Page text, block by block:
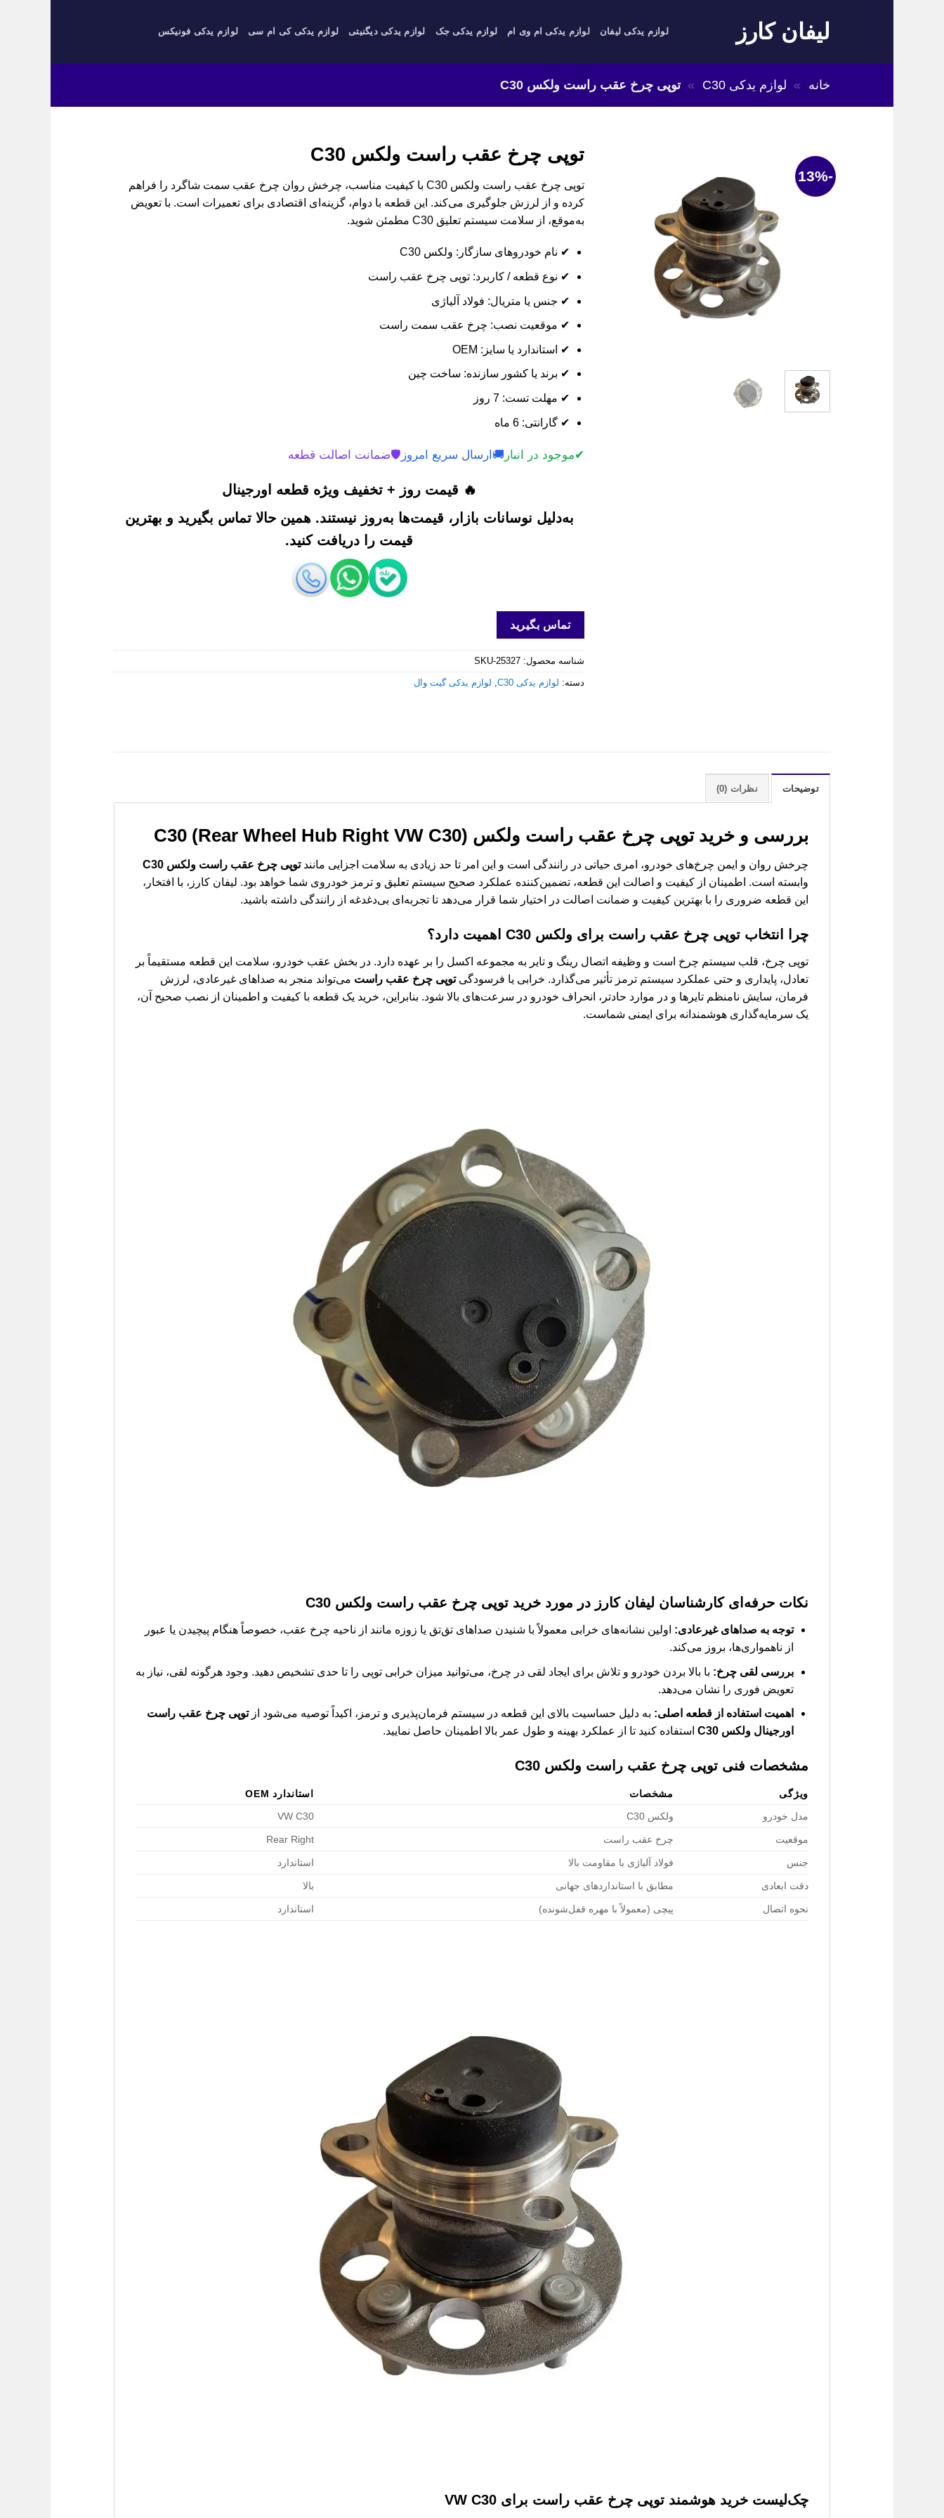
لیفان کارز لوازم یدکی لیفان لوازم یدکی ام وی ام لوازم یدکی جک لوازم یدکی دیگنیتی لوازم یدکی کی ام سی لوازم یدکی فونیکس
خانه » لوازم یدکی C30 » توپی چرخ عقب راست ولکس C30
-13%
توپی چرخ عقب راست ولکس C30
توپی چرخ عقب راست ولکس C30 با کیفیت مناسب، چرخش روان چرخ عقب سمت شاگرد را فراهم
کرده و از لرزش جلوگیری می‌کند. این قطعه با دوام، گزینه‌ای اقتصادی برای تعمیرات است. با تعویض
به‌موقع، از سلامت سیستم تعلیق C30 مطمئن شوید.
✔ نام خودروهای سازگار: ولکس C30
✔ نوع قطعه / کاربرد: توپی چرخ عقب راست
✔ جنس یا متریال: فولاد آلیاژی
✔ موقعیت نصب: چرخ عقب سمت راست
✔ استاندارد یا سایز: OEM
✔ برند یا کشور سازنده: ساخت چین
✔ مهلت تست: 7 روز
✔ گارانتی: 6 ماه
✔موجود در انبار 🚚 ارسال سریع امروز 🛡️ضمانت اصالت قطعه
🔥 قیمت روز + تخفیف ویژه قطعه اورجینال
به‌دلیل نوسانات بازار، قیمت‌ها به‌روز نیستند. همین حالا تماس بگیرید و بهترین
قیمت را دریافت کنید.
تماس بگیرید
شناسه محصول: SKU-25327
دسته: لوازم یدکی C30 لوازم یدکی گیت وال
توضیحات نظرات (0)
بررسی و خریدتوپی چرخ عقب راست ولکس C30 (Rear Wheel Hub Right VW C30)
چرخش روان و ایمن چرخ‌های خودرو، امری حیاتی در رانندگی است و این امر تا حد زیادی به سلامت اجزایی مانندتوپی چرخ عقب راست ولکس C30
وابسته است. اطمینان از کیفیت و اصالت این قطعه، تضمین‌کننده عملکرد صحیح سیستم تعلیق و ترمز خودروی شما خواهد بود. لیفان کارز، با افتخار،
این قطعه ضروری را با بهترین کیفیت و ضمانت اصالت در اختیار شما قرار می‌دهد تا تجربه‌ای بی‌دغدغه از رانندگی داشته باشید.
چرا انتخاب توپی چرخ عقب راست برای ولکس C30 اهمیت دارد؟
توپی چرخ، قلب سیستم چرخ است و وظیفه اتصال رینگ و تایر به مجموعه اکسل را بر عهده دارد. در بخش عقب خودرو، سلامت این قطعه مستقیماً بر
تعادل، پایداری و حتی عملکرد سیستم ترمز تأثیر می‌گذارد. خرابی یا فرسودگیتوپی چرخ عقب راست می‌تواند منجر به صداهای غیرعادی، لرزش
فرمان، سایش نامنظم تایرها و در موارد حادتر، انحراف خودرو در سرعت‌های بالا شود. بنابراین، خرید یک قطعه با کیفیت و اطمینان از نصب صحیح آن،
یک سرمایه‌گذاری هوشمندانه برای ایمنی شماست.
نکات حرفه‌ای کارشناسان لیفان کارز در مورد خرید توپی چرخ عقب راست ولکس C30
توجه به صداهای غیرعادی: اولین نشانه‌های خرابی معمولاً با شنیدن صداهای تق‌تق یا زوزه مانند از ناحیه چرخ عقب، خصوصاً هنگام پیچیدن یا عبور
از ناهمواری‌ها، بروز می‌کند.
بررسی لقی چرخ: با بالا بردن خودرو و تلاش برای ایجاد لقی در چرخ، می‌توانید میزان خرابی توپی را تا حدی تشخیص دهید. وجود هرگونه لقی، نیاز به
تعویض فوری را نشان می‌دهد.
اهمیت استفاده از قطعه اصلی: به دلیل حساسیت بالای این قطعه در سیستم فرمان‌پذیری و ترمز، اکیداً توصیه می‌شود ازتوپی چرخ عقب راست
اورجینال ولکس C30
استفاده کنید تا از عملکرد بهینه و طول عمر بالا اطمینان حاصل نمایید.
مشخصات فنی توپی چرخ عقب راست ولکس C30
ویژگی مشخصات
استاندارد OEM
مدل خودرو
ولکس C30 VW C30
موقعیت چرخ عقب راست Rear Right
جنس فولاد آلیاژی با مقاومت بالا استاندارد
دقت ابعادی مطابق با استانداردهای جهانی بالا
نحوه اتصال پیچی (معمولاً با مهره قفل‌شونده) استاندارد
چک‌لیست خرید هوشمند توپی چرخ عقب راست برای VW C30